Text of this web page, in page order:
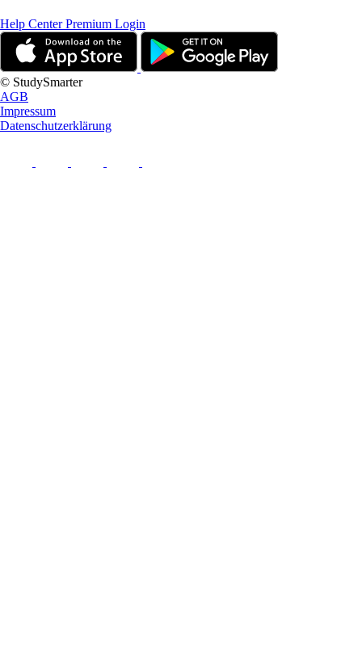
Help CenterPremium Login
© StudySmarter
AGB
Impressum
Datenschutzerklärung